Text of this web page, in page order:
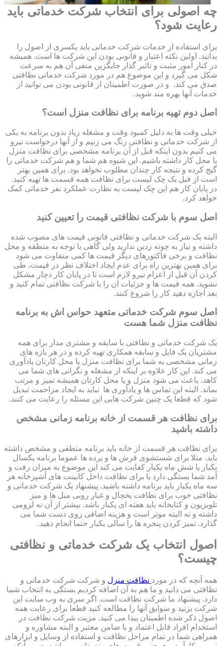
چه اصولی برای انتخاب شرکت خدماتی باید
رعایت شود؟
برای استفاده از خدمات شرکت خدماتی باید یکسری از اصول را
بدانید. اولین نکته اعتبار و قانونی بودن این شرکت ها است. همیشه
در کنار امور مثبت و تاثیر گذار جایگزین منفی آن هم به سرعت
شکل می گیرد و این موضوع هم در مورد شرکت خدماتی نظافتی
صدق می کند. و در صورت اطمینان از قانونی بودن می توانید از
خدمات آنها بهره مند شوید.
اصل دوم تهیه برنامه برای نظافت منزل است؟
خیلی وقت ها به دلیل کمبود وقت و مشغله زیاد بدون برنامه به یکی
از شرکت خدماتی و نظافتی زنگ می زنیم و از آنها درخواست نیرو
می کنیم بدون اینکه قبل از آن برنامه مشخصی برای نظافت منزل
یا محل کار داشته باشیم. این شیوه هم شما و هم شرکت خدماتی را
گیج کرده و نتیجه کار چندان مطلوب نخواهد بود. برای همین بهتر
است از قبل یک چک لیست برای نظافت همه قسمت ها تهیه کنید.
در پایان کار هم این چک لیست به نظارت عملکرد نفر خدماتی کمک
خواهد کرد.
اصل سوم با شرکت نظافتی قیمت را تعیین کنید
البته یک شرکت خدماتی و نظافتی قانونی قیمت های مصوب شده
داشته و نیاز به چونه زدین ندارید ولی گاهی با توجه به منطقه و محل
نظافت و برخی فاکتورهای دیگر قیمت ها کمی متفاوت می شود
برای همین بهترین راه برای عدم ایجاد اختلاف نظر در قیمت، طی
کردن آن قبل از اعزام نیرو لازم است تا در پایان کار دچار مشکل
نشوید. همه قیمت ها و جزئیات ان را با شرکت نظافتی تمام کنید و
بعد اجازه دهید کار را شروع کنند.
اصل سوم شرکت خدماتی متعهد حواس اش به برنامه
نظافت منزل شما هست
یک شرکت خدماتی و نظافتی با سابقه و مشتری مدار برای همه
مشتریان یک فایل و سابقه همکاری تهیه کرده و در هر بازه های
زمانی مشخصی به شما برای نظافت منزل یا محل کارتان یادآوری
می کند. این کار علاوه بر اینکه از مشغله و نگرانی های شما می
کاهد، باعث می شود منزل و یا محل کارتان همیشه تمیز و مرتب
بماند. البته این تماس ها و یادآوری ها نباید به ایجاد مزاحمت تبدیل
شود که قطعا یک چنین شرکت هایی این مسئله را رعایت می کنند.
برای نظافت هر قسمت از خانه برنامه زمانی مشخص
داشته باشید
برای نظافت هر قسمت از خانه باید برنامه منطقی و مشخص داشته
باید. مثلا برای شستشوی فرش ها و پرده ها عموما برنامه یکسال
یکبار یا شش ماه یکبار کفایت می کند این موضوع به میزان رفت و
آمد شما بستگی دارد یا برای نظافت داخل کابینت های آشپزخانه هر
سه ماه یکبار باید برنامه داشته باشید. پیشنهاد یک شرکت خدماتی و
نظافتی خوب برای نظافت یخچال و غبار روبی مبل ها و میز
تلویزیون و کتابخانه باید هفته ای یکبار باشد. بیشتر از آن نه لزومی
داشته و نه البته موثر است و هزینه اضافی روی دست شما می
گذارد. تمیز کردن پنجره ها را سالی یکبار حتما انجام دهید.
اصول انتخاب یک شرکت خدماتی و نظافتی
چیست؟
همه آنچه که در مورد نظافت منزل و شرکت شرکت خدماتی و
نظافتی می دانید و ما هم به آن اضافه کردیم بستگی به انتخاب شما
دارد. پیشنهاد ما شرکت نظافت است. اگر سری به وب سایت این
شرکت بزنید و سوابق آنها را مطالعه کنید قطعا برای رعایت همه
اصول ذکر شده اطمینان پیدا می کنید. مزیت شرکت نظافت در
استخدام افراد قابل اعتماد و با ضامن معتبر و البته مشاوره و
همراهی شما در تمام مراحل نظافت و استفاده از وسایل و ابزارهای